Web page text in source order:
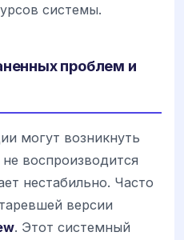
системы.
проблем и
могут возникнуть
воспроизводится
нестабильно. Часто
версии
. Этот системный